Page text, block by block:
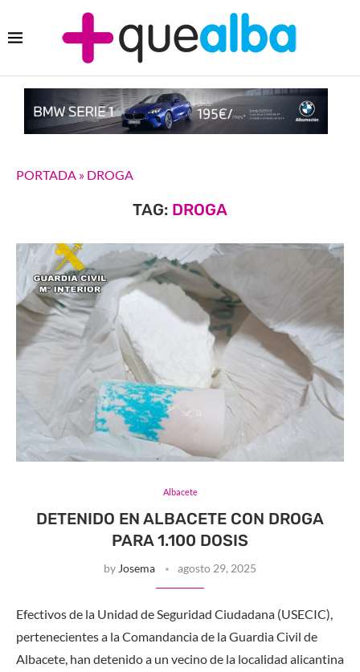
PORTADA » DROGA
TAG: DROGA
Albacete
DETENIDO EN ALBACETE CON DROGA
PARA 1.100 DOSIS
by Josema agosto 29, 2025
Efectivos de la Unidad de Seguridad Ciudadana (USECIC),
pertenecientes a la Comandancia de la Guardia Civil de
Albacete, han detenido a un vecino de la localidad alicantina